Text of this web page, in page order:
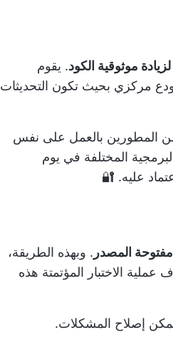
لزيادة موثوقية الكود. يقوم
مركزي بحيث تكون التحديثات
من المطورين بالعمل على نفس
المختلفة في يوم
عليه. 🔐
مفتوحة المصدر . وبهذه الطريقة،
الاختبار المؤتمتة هذه
إصلاح المشكلات.